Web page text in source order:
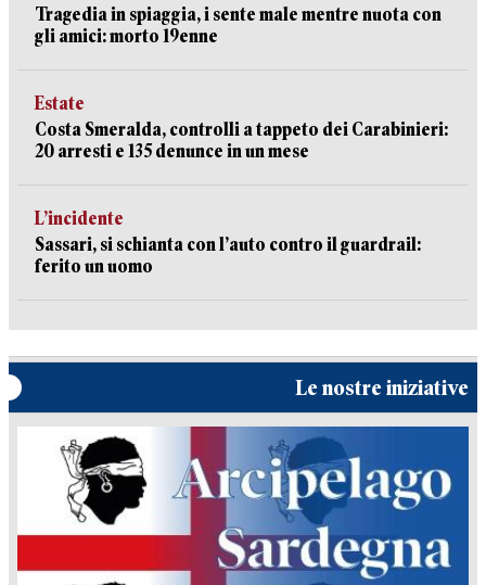
Tragedia in spiaggia, i sente male mentre nuota con
gli amici: morto 19enne
Estate
Costa Smeralda, controlli a tappeto dei Carabinieri:
20 arresti e 135 denunce in un mese
L’incidente
Sassari, si schianta con l’auto contro il guardrail:
ferito un uomo
Le nostre iniziative